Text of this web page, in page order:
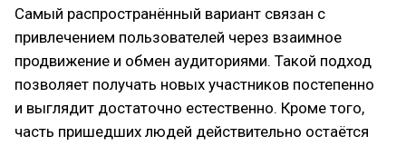
Самый распространённый вариант связан с
привлечением пользователей через взаимное
продвижение и обмен аудиториями. Такой подход
позволяет получать новых участников постепенно
и выглядит достаточно естественно. Кроме того,
часть пришедших людей действительно остаётся